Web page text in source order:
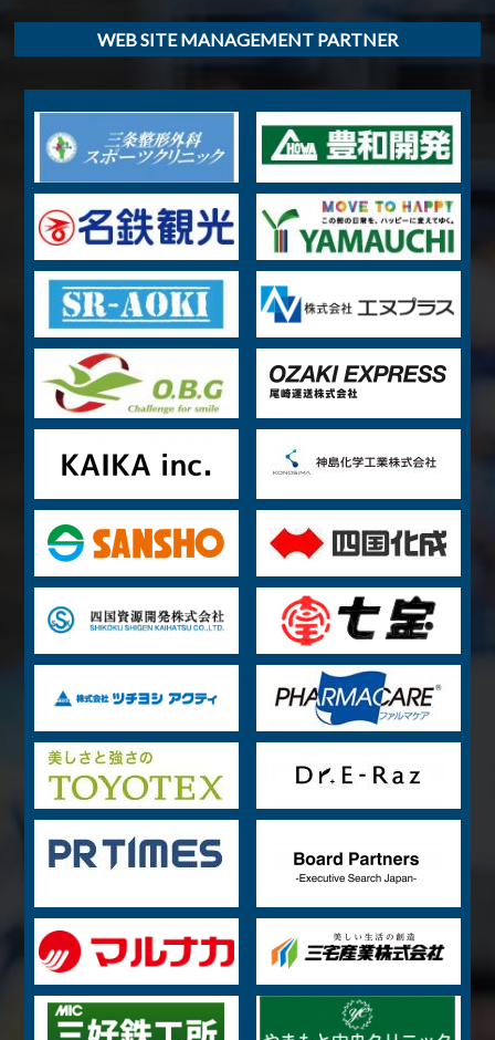
WEB SITE MANAGEMENT PARTNER